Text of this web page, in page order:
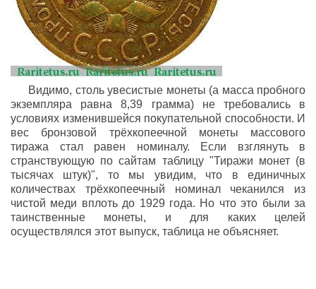
Видимо, столь увесистые монеты (а масса пробного
экземпляра равна 8,39 грамма) не требовались в
условиях изменившейся покупательной способности. И
вес бронзовой трёхкопеечной монеты массового
тиража стал равен номиналу. Если взглянуть в
странствующую по сайтам таблицу "Тиражи монет (в
тысячах штук)", то мы увидим, что в единичных
количествах трёхкопеечный номинал чеканился из
чистой меди вплоть до 1929 года. Но что это были за
таинственные монеты, и для каких целей
осуществлялся этот выпуск, таблица не объясняет.